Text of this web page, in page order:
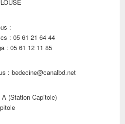
:
: 05 61 21 64 44
: 05 61 12 11 85
: bedecine@canalbd.net
A (Station Capitole)